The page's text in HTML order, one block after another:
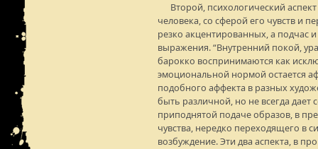
Второй, психологический
человека, со сферой его чувств и
резко акцентированных, а подчас
выражения. “Внутренний покой,
барокко воспринимаются как
эмоциональной нормой остается
подобного аффекта в разных
быть различной, но не всегда дает
приподнятой подаче образов, в
чувства, нередко переходящего в
возбуждение. Эти два аспекта, в